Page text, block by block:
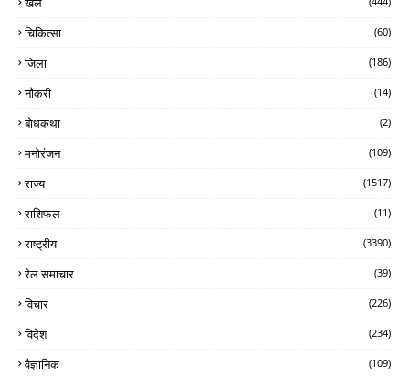
चिकित्सा (60)
जिला (186)
नौकरी (14)
बोधकथा (2)
मनोरंजन (109)
राज्य (1517)
राशिफल (11)
राष्ट्रीय (3390)
रेल समाचार (39)
विचार (226)
विदेश (234)
वैज्ञानिक (109)